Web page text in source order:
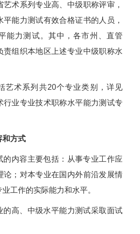
术系列专业高、中级职称评审，
平能力测试有效合格证书的人员，
能力测试。其中，各市州、直管
责组织本地区上述专业中级职称水
艺术系列共20个专业类别，详见
行业专业技术职称水平能力测试专
和方式
的内容主要包括：从事专业工作应
论；对本专业在国内外前沿发展情
工作的实际能力和水平。
的高、中级水平能力测试采取面试